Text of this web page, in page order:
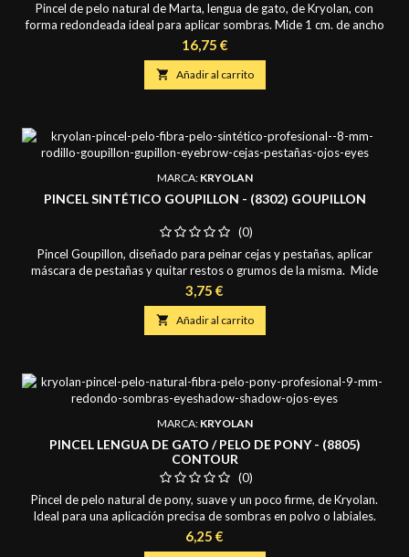
Pincel de pelo natural de Marta, lengua de gato, de Kryolan, con
forma redondeada ideal para aplicar sombras. Mide 1 cm. de ancho
y largo de pelo de 1,9 cm.
Precio
16,75 €
 Añadir al carrito
MARCA: KRYOLAN
PINCEL SINTÉTICO GOUPILLON - (8302) GOUPILLON
(0)
Pincel Goupillon, diseñado para peinar cejas y pestañas, aplicar
máscara de pestañas y quitar restos o grumos de la misma. Mide
0,8 cm. de diámetro y largo de pelo de 2,6 cm.
Precio
3,75 €
 Añadir al carrito
MARCA: KRYOLAN
PINCEL LENGUA DE GATO / PELO DE PONY - (8805)
CONTOUR
(0)
Pincel de pelo natural de pony, suave y un poco firme, de Kryolan.
Ideal para una aplicación precisa de sombras en polvo o labiales.
Mide 0,6 cm. de ancho y de largo de pelo 0,6 cm.
Precio
6,25 €